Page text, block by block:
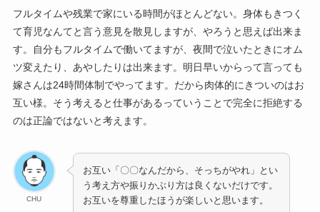
フルタイムや残業で家にいる時間がほとんどない。身体もきつく
て育児なんてと言う意見を散見しますが、やろうと思えば出来ま
す。自分もフルタイムで働いてますが、夜間で泣いたときにオム
ツ変えたり、あやしたりは出来ます。明日早いからって言っても
嫁さんは24時間体制でやってます。だから肉体的にきついのはお
互い様。そう考えると仕事があるっていうことで完全に拒絶する
のは正論ではないと考えます。
CHU
お互い「〇〇なんだから、そっちがやれ」とい
う考え方や振りかぶり方は良くないだけです。
お互いを尊重したほうが楽しいと思います。